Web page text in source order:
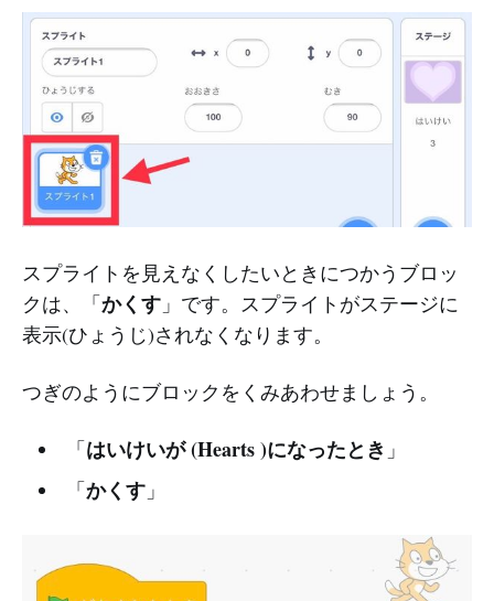
スプライトを見えなくしたいときにつかうブロッ
クは、「かくす 」です。スプライトがステージに
表示(ひょうじ)されなくなります。
つぎのようにブロックをくみあわせましょう。
「はいけいが (Hearts )になったとき 」
「かくす」